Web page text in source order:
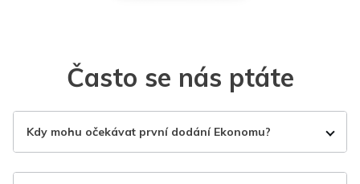
Často se nás ptáte
Kdy mohu očekávat první dodání Ekonomu?